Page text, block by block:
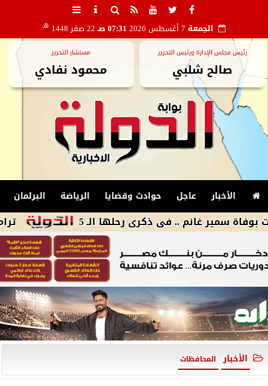
الجمعة 07:31 صـ 22 صفر 1448 هـ
رئيس مجلس الإدارة ورئيس التحرير
صالح شلبي
مستشار التحرير
محمود نفادي
الأخبار عاجل حوادث وقضايا الرياضة البرلمان
ترامب يوقع غانم .. فى ذكرى رحلها الـ 5
الأخبار المحافظات